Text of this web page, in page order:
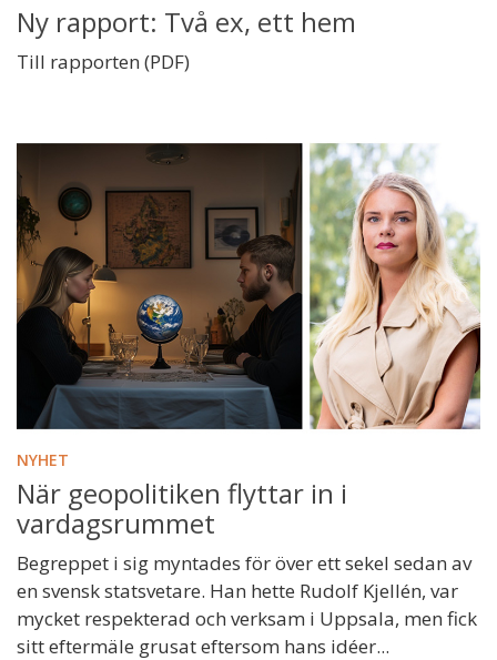
Ny rapport: Två ex, ett hem
Till rapporten (PDF)
NYHET
När geopolitiken flyttar in i
vardagsrummet
Begreppet i sig myntades för över ett sekel sedan av
en svensk statsvetare. Han hette Rudolf Kjellén, var
mycket respekterad och verksam i Uppsala, men fick
sitt eftermäle grusat eftersom hans idéer...